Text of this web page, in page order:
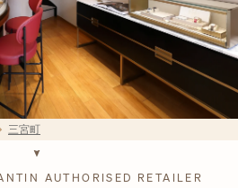
AUTHORISED RETAILER
三宮町